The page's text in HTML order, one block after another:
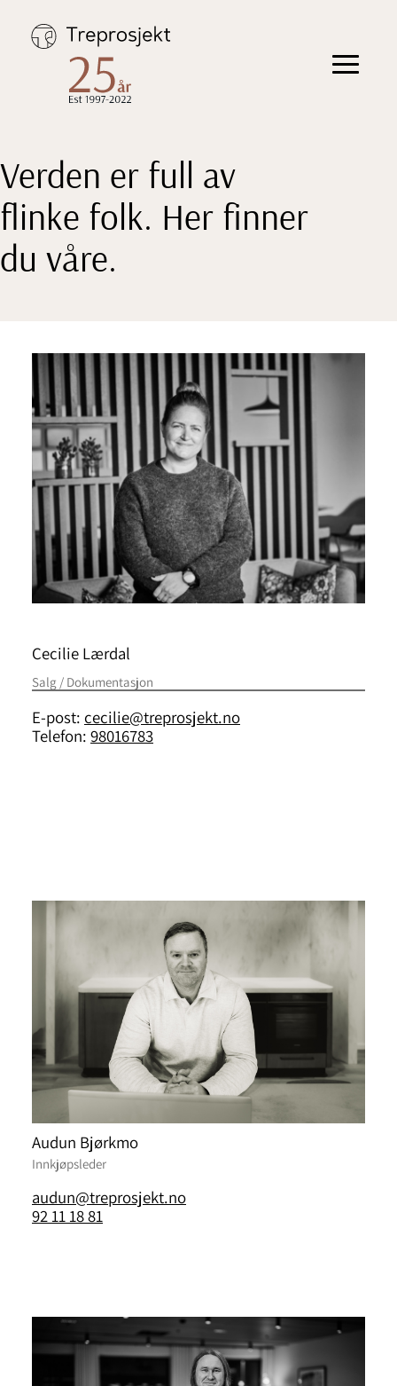
innhold
Toggle
Verden er full av
flinke folk. Her finner
du våre.
Cecilie Lærdal
Salg / Dokumentasjon
E-post: cecilie@treprosjekt.no
Telefon: 98016783
Audun Bjørkmo
Innkjøpsleder
audun@treprosjekt.no
92 11 18 81